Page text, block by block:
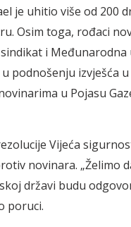
je uhitio više od 200
Osim toga, rođaci
i
podnošenju izvješća
u Pojasu
Vijeća
novinara. „Želimo
državi budu
poruci.